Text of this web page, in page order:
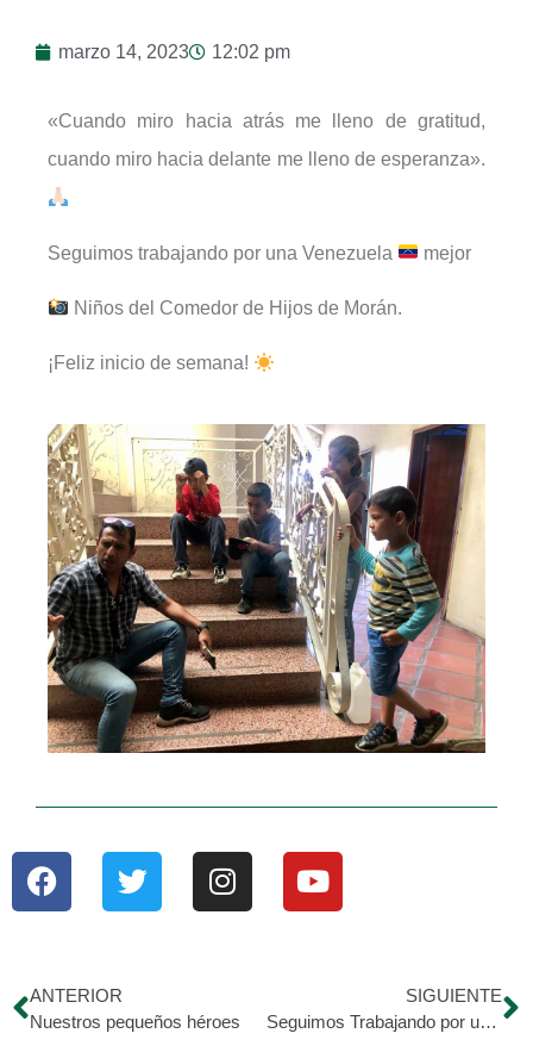
marzo 14, 2023 12:02 pm
«Cuando miro hacia atrás me lleno de gratitud,
cuando miro hacia delante me lleno de esperanza».
Seguimos trabajando por una Venezuela mejor
Niños del Comedor de Hijos de Morán.
¡Feliz inicio de semana!
ANTERIOR
Nuestros pequeños héroes
SIGUIENTE
Seguimos Trabajando por una Alcanzar Venezuela Mejor.